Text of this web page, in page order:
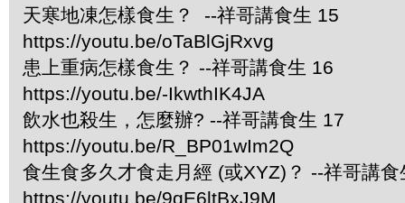
天寒地凍怎樣食生？ --祥哥講食生 15
https://youtu.be/oTaBlGjRxvg
患上重病怎樣食生？ --祥哥講食生 16
https://youtu.be/-IkwthIK4JA
飲水也殺生，怎麼辦? --祥哥講食生 17
https://youtu.be/R_BP01wIm2Q
食生食多久才食走月經 (或XYZ)？ --祥哥講食
https://youtu.be/9qE6ltBxJ9M